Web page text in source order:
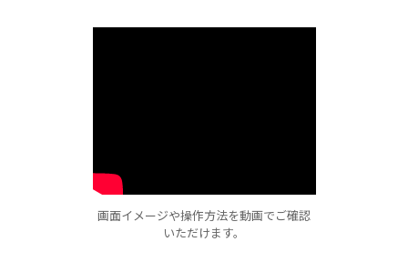
画面イメージや操作方法を動画でご確認
いただけます。